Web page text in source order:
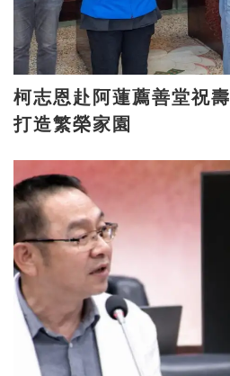
柯志恩赴阿蓮薦善堂祝壽 盼守護庄頭情感
打造繁榮家園